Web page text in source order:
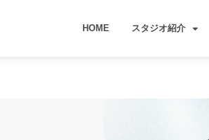
HOME スタジオ紹介